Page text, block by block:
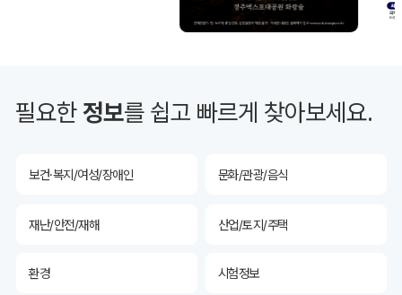
필요한정보를 쉽고 빠르게 찾아보세요.
공공데이터&통계
산림 해양/수산
보건·복지/여성/장애인 문화/관광/음식
재난/안전/재해 산업/토지/주택
환경 시험정보